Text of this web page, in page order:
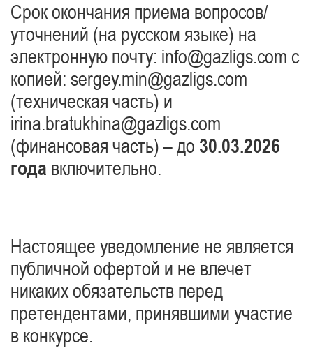
Срок окончания приема вопросов/
уточнений (на русском языке) на
электронную почту: info@gazligs.com с
копией: sergey.min@gazligs.com
(техническая часть) и
irina.bratukhina@gazligs.com
(финансовая часть) – до 30.03.2026
года включительно.
Настоящее уведомление не является
публичной офертой и не влечет
никаких обязательств перед
претендентами, принявшими участие
в конкурсе.